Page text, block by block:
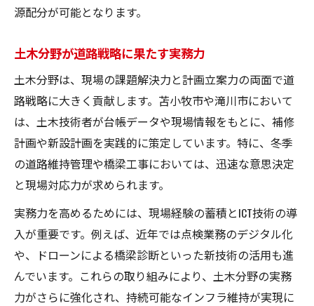
源配分が可能となります。
土木分野が道路戦略に果たす実務力
土木分野は、現場の課題解決力と計画立案力の両面で道
路戦略に大きく貢献します。苫小牧市や滝川市において
は、土木技術者が台帳データや現場情報をもとに、補修
計画や新設計画を実践的に策定しています。特に、冬季
の道路維持管理や橋梁工事においては、迅速な意思決定
と現場対応力が求められます。
実務力を高めるためには、現場経験の蓄積とICT技術の導
入が重要です。例えば、近年では点検業務のデジタル化
や、ドローンによる橋梁診断といった新技術の活用も進
んでいます。これらの取り組みにより、土木分野の実務
力がさらに強化され、持続可能なインフラ維持が実現に